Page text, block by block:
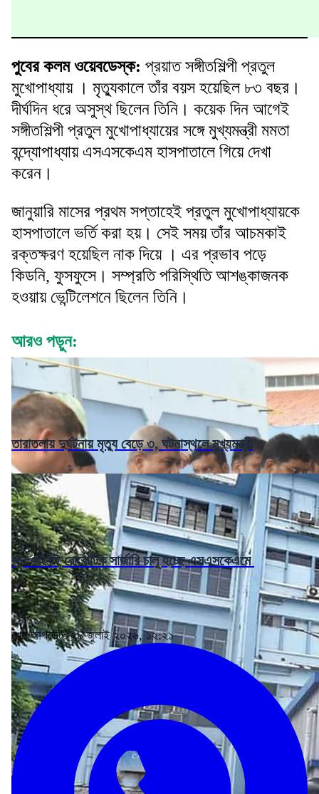
পুবের কলম ওয়েবডেস্ক: প্রয়াত সঙ্গীতশিল্পী প্রতুল
মুখোপাধ্যায় । মৃত্যুকালে তাঁর বয়স হয়েছিল ৮৩ বছর।
দীর্ঘদিন ধরে অসুস্থ ছিলেন তিনি। কয়েক দিন আগেই
সঙ্গীতশিল্পী প্রতুল মুখোপাধ্যায়ের সঙ্গে মুখ্যমন্ত্রী মমতা
বন্দ্যোপাধ্যায় এসএসকেএম হাসপাতালে গিয়ে দেখা
করেন।
জানুয়ারি মাসের প্রথম সপ্তাহেই প্রতুল মুখোপাধ্যায়কে
হাসপাতালে ভর্তি করা হয়। সেই সময় তাঁর আচমকাই
রক্তক্ষরণ হয়েছিল নাক দিয়ে । এর প্রভাব পড়ে
কিডনি, ফুসফুসে। সম্প্রতি পরিস্থিতি আশঙ্কাজনক
হওয়ায় ভেন্টিলেশনে ছিলেন তিনি।
আরও পড়ুন:
তারাতলায় দুর্ঘটনায় মৃত্যু বেড়ে ৩, ঘটনাস্থলে মুখ্যমন্ত্রী
জুন থেকেই রোবোটিক সার্জারি চালু হচ্ছে এসএসকেএমে
শেষ আপডেট: ২৯ জুলাই ২০২৬, ১২:২১